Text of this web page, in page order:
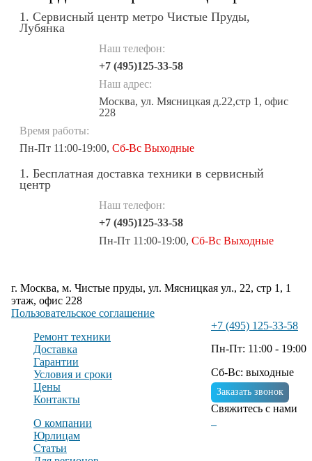
1. Сервисный центр метро Чистые Пруды,
Лубянка
Наш телефон:
+7 (495)125-33-58
Наш адрес:
Москва, ул. Мясницкая д.22,стр 1, офис
228
Время работы:
Пн-Пт 11:00-19:00, Сб-Вс Выходные
1. Бесплатная доставка техники в сервисный
центр
Наш телефон:
+7 (495)125-33-58
Пн-Пт 11:00-19:00, Сб-Вс Выходные
г. Москва, м. Чистые пруды, ул. Мясницкая ул., 22, стр 1, 1
этаж, офис 228
Пользовательское соглашение
Ремонт техники
Доставка
Гарантии
Условия и сроки
Цены
Контакты
О компании
Юрлицам
Статьи
+7 (495) 125-33-58
Пн-Пт: 11:00 - 19:00
Сб-Вс: выходные
Заказать звонок
Свяжитесь с нами